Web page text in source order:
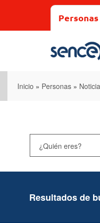
Personas
Inicio » Personas »
Resultados de